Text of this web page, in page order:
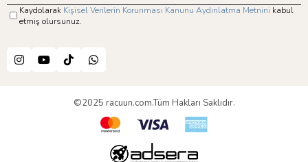
Kaydolarak Kişisel Verilerin Korunması Kanunu Aydınlatma Metnini kabul
etmiş olursunuz.
©2025 racuun.com.Tüm Hakları Saklıdır.